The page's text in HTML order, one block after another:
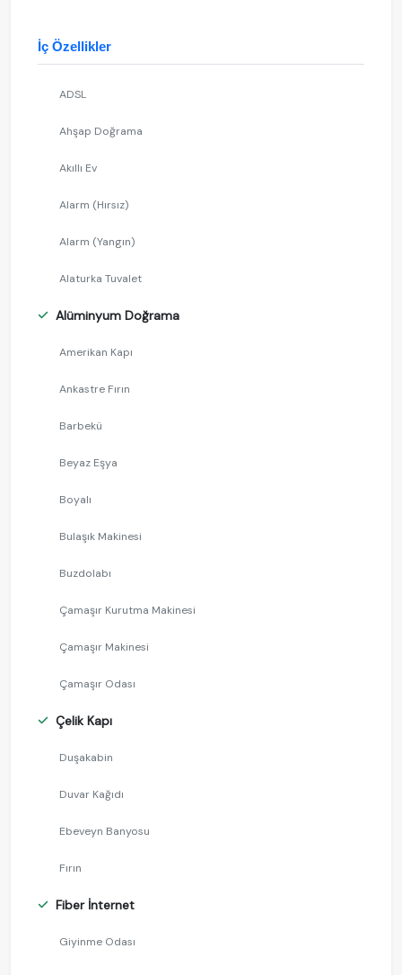
İç Özellikler
ADSL
Ahşap Doğrama
Akıllı Ev
Alarm (Hırsız)
Alarm (Yangın)
Alaturka Tuvalet
Alüminyum Doğrama
Amerikan Kapı
Ankastre Fırın
Barbekü
Beyaz Eşya
Boyalı
Bulaşık Makinesi
Buzdolabı
Çamaşır Kurutma Makinesi
Çamaşır Makinesi
Çamaşır Odası
Çelik Kapı
Duşakabin
Duvar Kağıdı
Ebeveyn Banyosu
Fırın
Fiber İnternet
Giyinme Odası